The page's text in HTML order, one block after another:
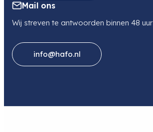
Mail ons
Wij streven te antwoorden binnen 48 uur
info@hafo.nl